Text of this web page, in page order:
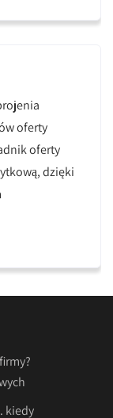
oferty
oferty
dzięki
kiedy